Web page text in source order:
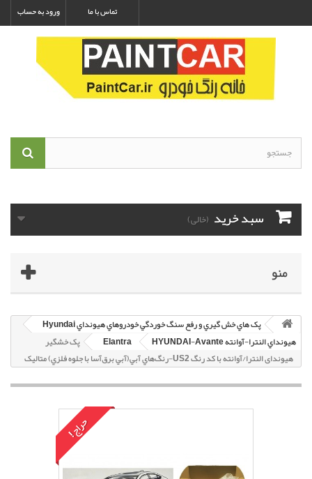
ورود به حساب تماس با ما
سبد خرید (خالی)
منو
پک هاي خش گيري و رفع سنگ خوردگي خودروهاي هيونداي Hyundai
هيونداي النترا-آوانته HYUNDAI-Avante
Elantra
پک خشگير
هیوندای النترا/آوانته با کد رنگ US2-رنگ‌هاي آبي(آبي برق‌آسا با جلوه فلزي) متاليک
حراج!